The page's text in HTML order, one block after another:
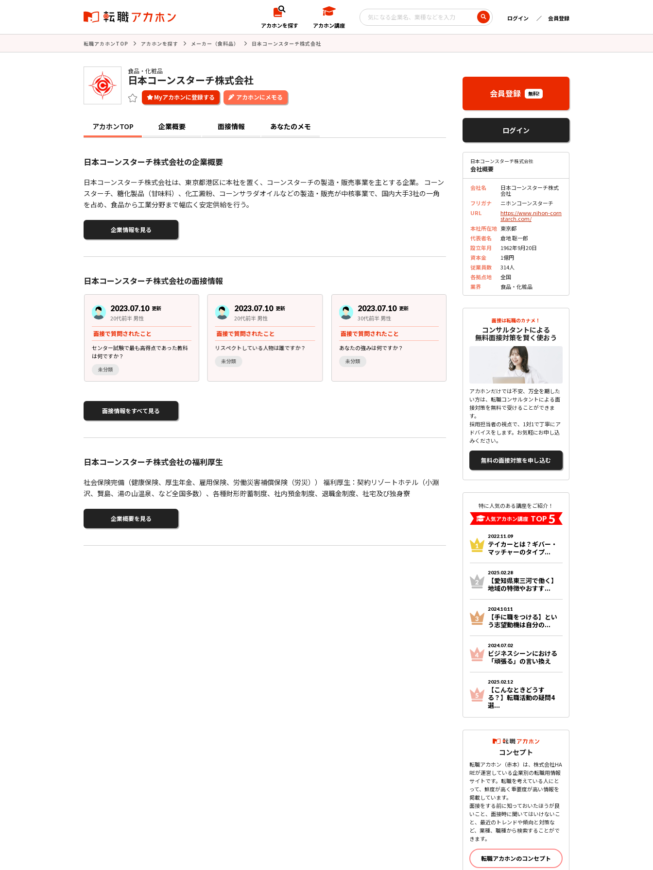
アカホンを探す アカホン講座
ログイン 会員登録
転職アカホンTOP アカホンを探す メーカー（食料品） 日本コーンスターチ株式会社
食品・化粧品
日本コーンスターチ株式会社
アカホンにメモる
アカホンTOP 企業概要 面接情報 あなたのメモ
日本コーンスターチ株式会社の企業概要
日本コーンスターチ株式会社は、東京都港区に本社を置く、コーンスターチの製造・販売事業を主とする企業。 コーン
スターチ、糖化製品（甘味料）、化工澱粉、コーンサラダオイルなどの製造・販売が中核事業で、国内大手3社の一角
を占め、食品から工業分野まで幅広く安定供給を行う。
企業情報を見る
日本コーンスターチ株式会社の面接情報
2023.07.10 更新
20代前半 男性
面接で質問されたこと
センター試験で最も高得点であった教科
は何ですか？
未分類
2023.07.10 更新
20代前半 男性
面接で質問されたこと
リスペクトしている人物は誰ですか？
未分類
2023.07.10 更新
30代前半 男性
面接で質問されたこと
あなたの強みは何ですか？
未分類
2023.07.10 更新
30代前半 男性
面接で質問されたこと
あなたの強みは何ですか？
面接情報をすべて見る
日本コーンスターチ株式会社の福利厚生
社会保険完備（健康保険、厚生年金、雇用保険、労働災害補償保険（労災）） 福利厚生：契約リゾートホテル（小淵
沢、賢島、湯の山温泉、など全国多数）、各種財形貯蓄制度、社内預金制度、退職金制度、社宅及び独身寮
企業概要を見る
会員登録 無料!
ログイン
日本コーンスターチ株式会社
会社概要
会社名 日本コーンスターチ株式
会社
フリガナ
ニホンコーンスターチ
URL
https://www.nihon-corn
starch.com/
本社所在地 東京都
代表者名
倉地 聡一郎
設立年月
1962年9月20日
資本金
1億円
従業員数
314人
各拠点地
全国
業界
食品・化粧品
面接は転職のカナメ！
コンサルタントによる
無料面接対策を賢く使おう
アカホンだけでは不安、万全を期した
い方は、転職コンサルタントによる面
接対策を無料で受けることができま
す。
採用担当者の視点で、1対1で丁寧にア
ドバイスをします。お気軽にお申し込
みください。
無料の面接対策を申し込む
特に人気のある講座をご紹介！
人気アカホン講座 TOP 5
2022.11.09
テイカーとは？ギバー・
マッチャーのタイプ...
2025.02.28
【愛知県東三河で働く】
地域の特徴やおすす...
2024.10.11
【手に職をつける】とい
う志望動機は自分の...
2024.07.02
ビジネスシーンにおける
「頑張る」の言い換え
2025.02.12
【こんなときどうす
る？】転職活動の疑問4
選...
コンセプト
転職アカホン（赤本）は、株式会社HA
REが運営している企業別の転職用情報
サイトです。転職を考えている人にと
って、鮮度が高く重要度が高い情報を
掲載しています。
面接をする前に知っておいたほうが良
いこと、面接時に聞いてはいけないこ
と、最近のトレンドや傾向と対策な
ど、業種、職種から検索することがで
きます。
転職アカホンのコンセプト